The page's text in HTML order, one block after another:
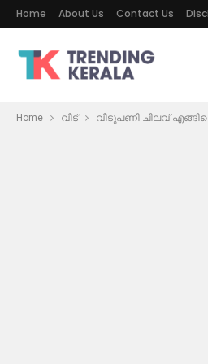
Home About Us Contact Us
Home വീട് വീടുപണി ചിലവ്